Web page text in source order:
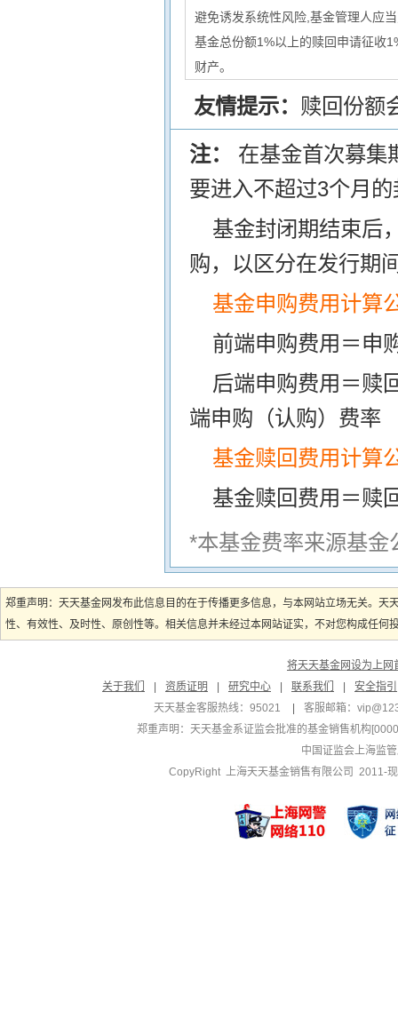
避免诱发系统性风险,基金管理人应
基金总份额1%以上的赎回申请征收
财产。
友情提示： 赎回份额
注： 在基金首次募集
要进入不超过3个月
基金封闭期结束后
购，以区分在发行期
基金申购费用计算
前端申购费用＝申
后端申购费用＝赎
端申购（认购）费率
基金赎回费用计算
基金赎回费用＝赎
*本基金费率来源基
郑重声明：天天基金网发布此信息目的在于传播更多信息，与本网站立场无关。
性、有效性、及时性、原创性等。相关信息并未经过本网站证实，不对您构成任
将天天基金网设为上网
关于我们
资质证明 研究中心 联系我们
安全指引
天天基金客服热线：95021
客服邮箱：
郑重声明： 天天基金系证监会批准的基金销售机构
中国证监会上海监
CopyRight 上海天天基金销售有限公司 2011-